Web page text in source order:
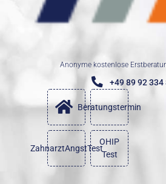
Anonyme kostenlose
+49 89 92 334
Beratungstermin
ZahnarztAngstTest
OHIP
Test